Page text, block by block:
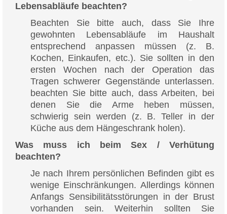
Lebensabläufe beachten?
Beachten Sie bitte auch, dass Sie Ihre
gewohnten Lebensabläufe im Haushalt
entsprechend anpassen müssen (z. B.
Kochen, Einkaufen, etc.). Sie sollten in den
ersten Wochen nach der Operation das
Tragen schwerer Gegenstände unterlassen.
beachten Sie bitte auch, dass Arbeiten, bei
denen Sie die Arme heben müssen,
schwierig sein werden (z. B. Teller in der
Küche aus dem Hängeschrank holen).
Was muss ich beim Sex / Verhütung
beachten?
Je nach Ihrem persönlichen Befinden gibt es
wenige Einschränkungen. Allerdings können
Anfangs Sensibilitätsstörungen in der Brust
vorhanden sein. Weiterhin sollten Sie